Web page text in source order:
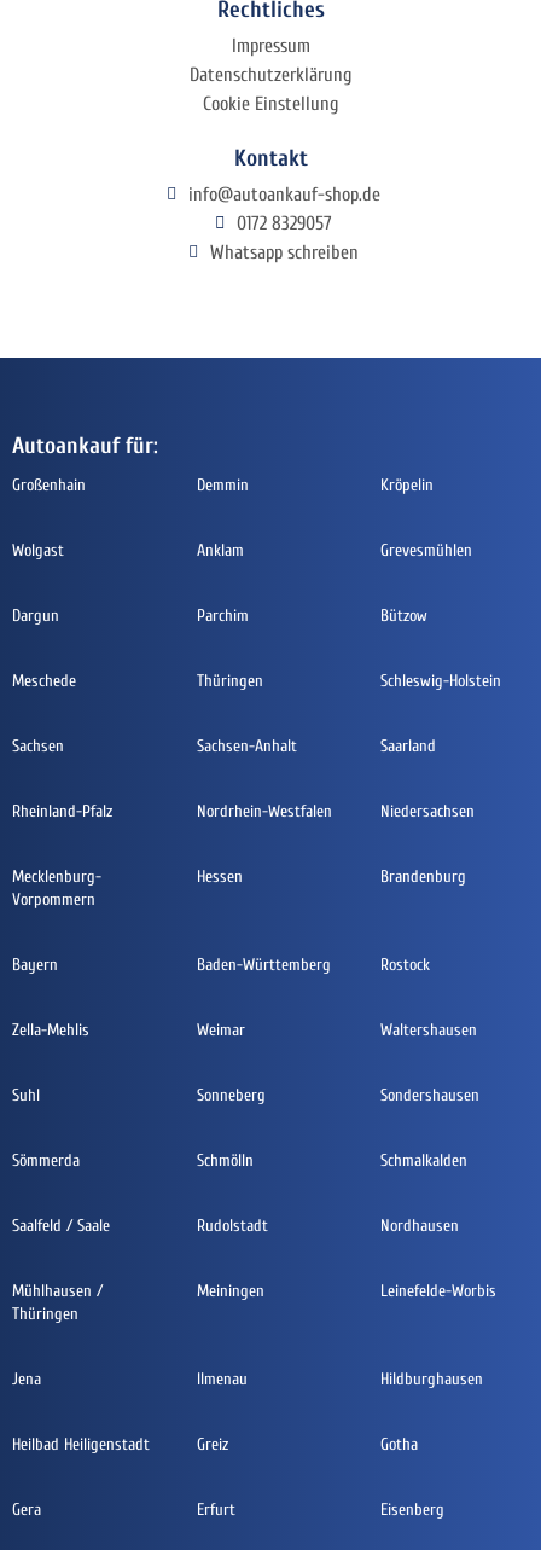
Rechtliches
Impressum
Datenschutzerklärung
Cookie Einstellung
Kontakt
info@autoankauf-shop.de
0172 8329057
Whatsapp schreiben
Autoankauf für:
Großenhain Demmin Kröpelin
Wolgast Anklam Grevesmühlen
Dargun Parchim Bützow
Meschede Thüringen Schleswig-Holstein
Sachsen Sachsen-Anhalt Saarland
Rheinland-Pfalz Nordrhein-Westfalen Niedersachsen
Mecklenburg-
Vorpommern
Hessen Brandenburg
Bayern Baden-Württemberg Rostock
Zella-Mehlis Weimar Waltershausen
Suhl Sonneberg Sondershausen
Sömmerda Schmölln Schmalkalden
Saalfeld / Saale Rudolstadt Nordhausen
Mühlhausen /
Thüringen
Meiningen Leinefelde-Worbis
Jena Ilmenau Hildburghausen
Heilbad Heiligenstadt Greiz Gotha
Gera Erfurt Eisenberg